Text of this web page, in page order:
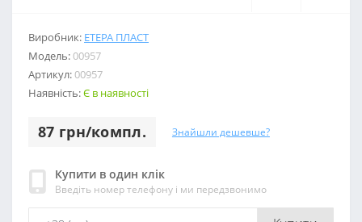
Виробник: ЕТЕРА ПЛАСТ
Модель:00957
Артикул:00957
Наявність:Є в наявності
87 грн/компл. Знайшли дешевше?
Купити в один клік
Введіть номер телефону і ми передзвонимо